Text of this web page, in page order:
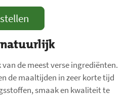
de meest verse ingrediënten.
de maaltijden in zeer korte tijd
smaak en kwaliteit te